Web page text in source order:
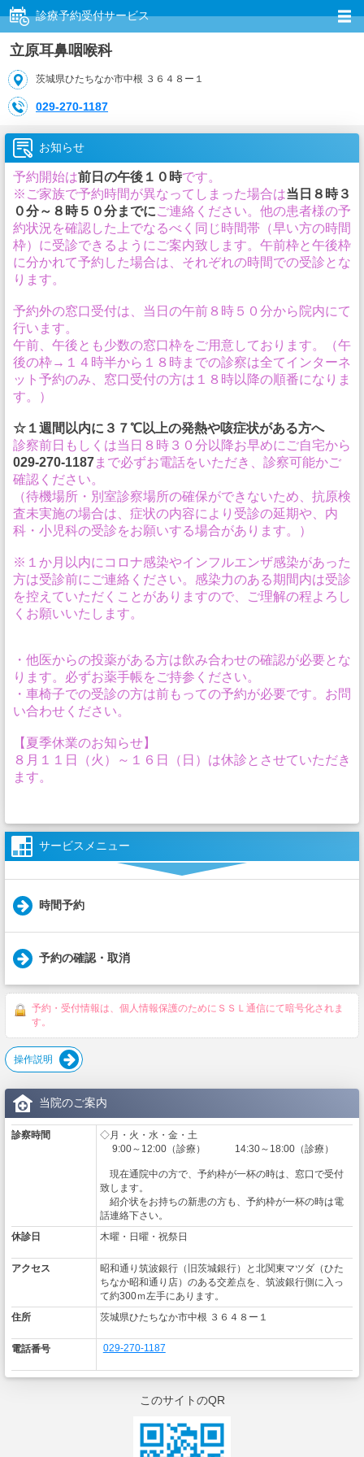
診療予約受付サービス
立原耳鼻咽喉科
茨城県ひたちなか市中根 ３６４８ー１
029-270-1187
サービスメニュー
時間予約
予約の確認・取消
予約・受付情報は、個人情報保護のためにＳＳＬ通信にて暗号化されま
す。
操作説明
お知らせ
予約開始は前日の午後１０時です。
※ご家族で予約時間が異なってしまった場合は当日８時３
０分～８時５０分までにご連絡ください。他の患者様の予
約状況を確認した上でなるべく同じ時間帯（早い方の時間
枠）に受診できるようにご案内致します。午前枠と午後枠
に分かれて予約した場合は、それぞれの時間での受診とな
ります。
予約外の窓口受付は、当日の午前８時５０分から院内にて
行います。
午前、午後とも少数の窓口枠をご用意しております。（午
後の枠→１４時半から１８時までの診察は全てインターネ
ット予約のみ、窓口受付の方は１８時以降の順番になりま
す。）
☆１週間以内に３７℃以上の発熱や咳症状がある方へ
診察前日もしくは当日８時３０分以降お早めにご自宅から
029-270-1187まで必ずお電話をいただき、診察可能かご
確認ください。
（待機場所・別室診察場所の確保ができないため、抗原検
査未実施の場合は、症状の内容により受診の延期や、内
科・小児科の受診をお願いする場合があります。）
※１か月以内にコロナ感染やインフルエンザ感染があった
方は受診前にご連絡ください。感染力のある期間内は受診
を控えていただくことがありますので、ご理解の程よろし
くお願いいたします。
・他医からの投薬がある方は飲み合わせの確認が必要とな
ります。必ずお薬手帳をご持参ください。
・車椅子での受診の方は前もっての予約が必要です。お問
い合わせください。
【夏季休業のお知らせ】
８月１１日（火）～１６日（日）は休診とさせていただき
ます。
当院のご案内
診察時間
◇月・火・水・金・土
9:00～12:00（診療） 14:30～18:00（診療）
現在通院中の方で、予約枠が一杯の時は、窓口で受付
致します。
紹介状をお持ちの新患の方も、予約枠が一杯の時は電
話連絡下さい。
休診日
木曜・日曜・祝祭日
アクセス
昭和通り筑波銀行（旧茨城銀行）と北関東マツダ（ひた
ちなか昭和通り店）のある交差点を、筑波銀行側に入っ
て約300ｍ左手にあります。
住所
茨城県ひたちなか市中根 ３６４８ー１
電話番号 029-270-1187
このサイトのQR